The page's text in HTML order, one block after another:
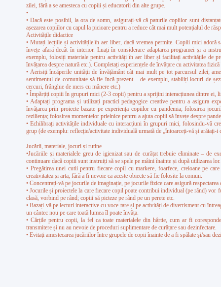
zilei, fără a se amesteca cu copiii și educatorii din alte grupe.
•
• Dacă este posibil, la ora de somn, asigurați-vă că paturile copiilor sunt
așezarea copiilor cu capul la picioare pentru a reduce cât mai mult potențialul de
Activitățile didactice
• Mutați lecțiile și activitățile în aer liber, dacă vremea permite. Copiii mici adoră
învețe afară decât în interior. Luați în considerare adaptarea programei și a
exemplu, folosiți materiale pentru activități în aer liber și facilitați activitățile de
învățarea despre natură etc.). Completați experiențele de învățare cu activitatea
• Aerisiți încăperile unității de învățământ cât mai mult pe tot parcursul zilei;
sentimentul de comunitate să fie încă prezent – de exemplu, stabiliți locuri de
cercuri, frânghie de mers cu mânere etc.)
• Împărțiți copiii în grupuri mici (2-3 copii) pentru a sprijini interacțiunea dintre ei,
• Adaptați programa și utilizați practici pedagogice creative pentru a asigura
învățarea prin proiecte bazate pe experiența copiilor cu pandemia; folosirea
reziliența; folosirea momentelor prielnice pentru a ajuta copiii să învețe despre
• Echilibrați activitățile individuale cu interacțiuni în grupuri mici, folosindu-vă
grup (de exemplu: reflecție/activitate individuală urmată de „întoarceți-vă și arătați-i
Jucării, materiale, jocuri și rutine
•Jucăriile și materialele greu de igienizat sau de curățat trebuie eliminate –
continuare dacă copiii sunt instruiți să se spele pe mâini înainte și după utilizarea
• Pregătirea unei cutii pentru fiecare copil cu markere, foarfece, creioane pe
creativitatea și arta, fără a fi nevoie ca aceste obiecte să fie folosite la comun.
• Concentrați-vă pe jocurile de imaginație, pe jocurile fizice care asigură
• Jocurile și proiectele la care fiecare copil poate contribui individual (pe rând) vor
clasă, vorbind pe rând; copiii să picteze pe rând pe un perete etc.
• Bazați-vă pe lecturi interactive cu voce tare și pe activități de divertisment cu
un cântec nou pe care toată lumea îl poate învăța.
• Cărțile pentru copii, la fel ca toate materialele din hârtie, cum ar fi
transmitere și nu au nevoie de proceduri suplimentare de curățare sau dezinfectare.
• Evitați amestecarea jucăriilor între grupele de copii înainte de a fi spălate și/sau